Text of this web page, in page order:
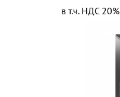
в т.ч. НДС 20%